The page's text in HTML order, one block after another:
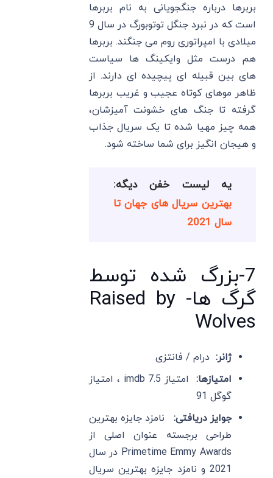
بربرها درباره جنگجویانی به نام بربرها
است که در نبرد جنگل توتوبورگ در سال 9
میلادی با امپراتوری روم می جنگند. بربرها
هم درست مثل وایکینگ ها سیاست
های بین قبیله ای پیچیده ای دارند. از
ظاهر موهای کوتاه عجیب و غریب بربرها
گرفته تا جنگ های خشونت آمیزشان،
همه چیز مهیا شده تا یک سریال جذاب
و هیجان انگیز برای شما ساخته شود.
یه لیست خفن دیگه:
بهترین سریال های جهان تا
سال 2021
7-بزرگ شده توسط
گرگ ها- Raised by
Wolves
ژانر: درام / فانتزی
امتیازها:
امتیاز imdb 7.5 ، امتیاز
گوگل 91
جوایز دریافتی:
نامزد جایزه بهترین
طراحی برجسته عنوان اصلی از
Primetime Emmy Awards در سال
2021 و نامزد جایزه بهترین سریال